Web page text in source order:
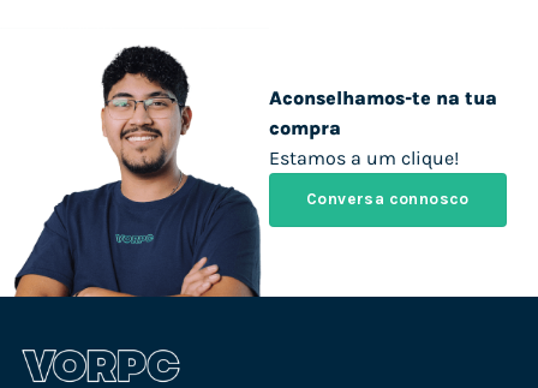
Aconselhamos-te na tua
compra
Estamos a um clique!
Conversa connosco